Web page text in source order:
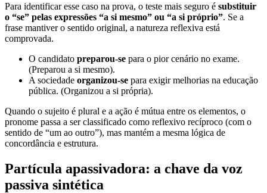
Para identificar esse caso na prova, o teste mais seguro é substituir
o “se” pelas expressões “a si mesmo” ou “a si próprio”. Se a
frase mantiver o sentido original, a natureza reflexiva está
comprovada.
O candidato preparou-se para o pior cenário no exame.
(Preparou a si mesmo).
A sociedade organizou-se para exigir melhorias na educação
pública. (Organizou a si própria).
Quando o sujeito é plural e a ação é mútua entre os elementos, o
pronome passa a ser classificado como reflexivo recíproco (com o
sentido de “um ao outro”), mas mantém a mesma lógica de
concordância e estrutura.
Partícula apassivadora: a chave da voz
passiva sintética